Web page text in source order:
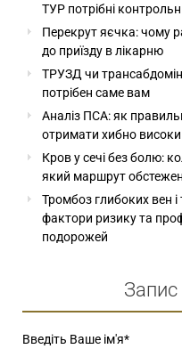
ТУР потрібні
Перекрут яєчка: чому
до приїзду в лікарню
ТРУЗД чи
потрібен саме вам
Аналіз ПСА: як
отримати хибно
Кров у сечі без болю:
який маршрут
Тромбоз глибоких вен
фактори ризику та
подорожей
Введіть Ваше ім'я*